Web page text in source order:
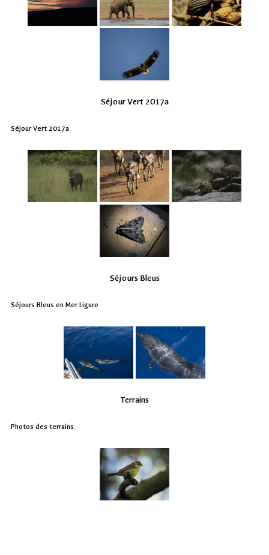
Séjour Vert 2017a
Séjour Vert 2017a
Séjours Bleus
Séjours Bleus en Mer Ligure
Terrains
Photos des terrains